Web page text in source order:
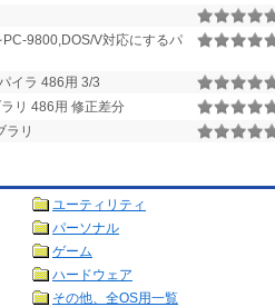
9800,DOS/V対応にするパ
イラ 486用 3/3
リ 486用 修正差分
ラリ
ユーティリティ
パーソナル
ゲーム
ハードウェア
その他、全OS用一覧